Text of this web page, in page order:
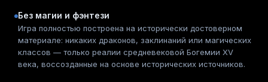
Без магии и фэнтези
Игра полностью построена на исторически достоверном
материале: никаких драконов, заклинаний или магических
классов — только реалии средневековой Богемии XV
века, воссозданные на основе исторических источников.